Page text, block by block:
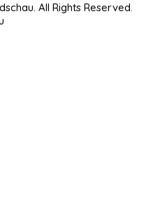
All Rights Reserved.